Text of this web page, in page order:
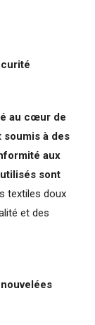
au cœur de
à des
aux
sont
textiles doux
et des